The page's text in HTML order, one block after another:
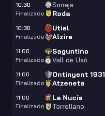
10:30
Finalizado
Soneja
Roda
10:30
Finalizado
Utiel
Alzira
11:00
Finalizado
Saguntino
Vall de Uxó
11:00
Finalizado
Ontinyent 1931
Atzeneta
11:00
Finalizado
La Nucía
Torrellano